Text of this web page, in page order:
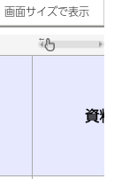
画面サイズで表示
資料